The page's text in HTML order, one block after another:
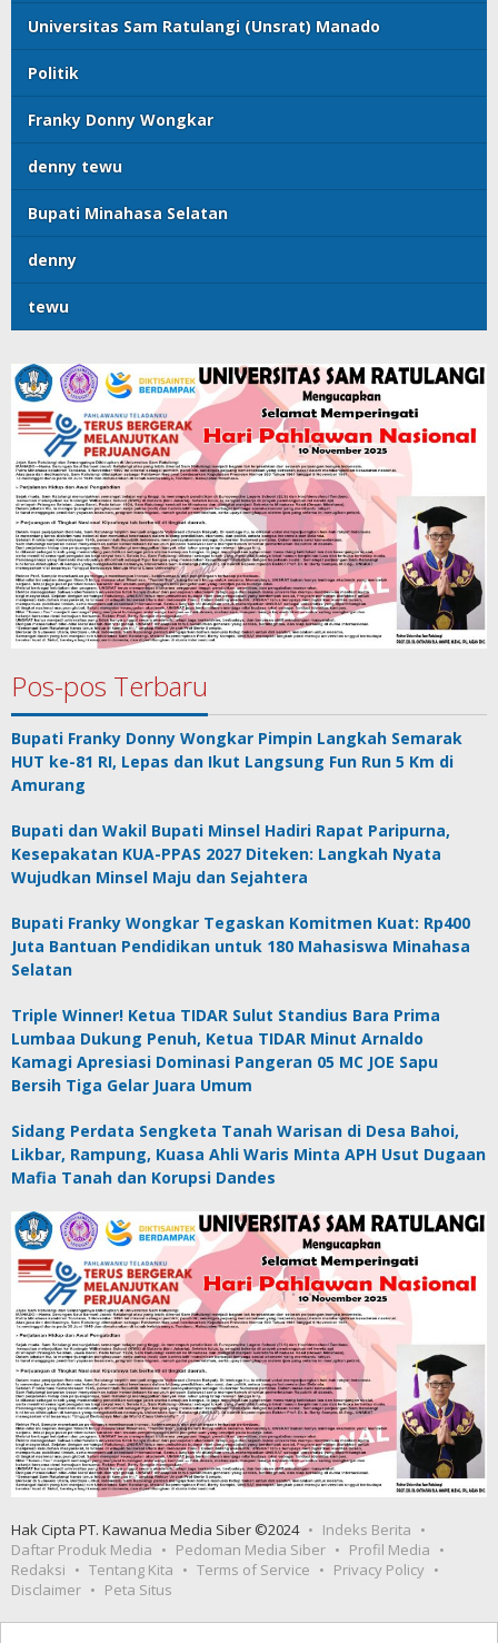
Universitas Sam Ratulangi (Unsrat) Manado
Politik
Franky Donny Wongkar
denny tewu
Bupati Minahasa Selatan
denny
tewu
Pos-pos Terbaru
Bupati Franky Donny Wongkar Pimpin Langkah Semarak
HUT ke-81 RI, Lepas dan Ikut Langsung Fun Run 5 Km di
Amurang
Bupati dan Wakil Bupati Minsel Hadiri Rapat Paripurna,
Kesepakatan KUA-PPAS 2027 Diteken: Langkah Nyata
Wujudkan Minsel Maju dan Sejahtera
Bupati Franky Wongkar Tegaskan Komitmen Kuat: Rp400
Juta Bantuan Pendidikan untuk 180 Mahasiswa Minahasa
Selatan
Triple Winner! Ketua TIDAR Sulut Standius Bara Prima
Lumbaa Dukung Penuh, Ketua TIDAR Minut Arnaldo
Kamagi Apresiasi Dominasi Pangeran 05 MC JOE Sapu
Bersih Tiga Gelar Juara Umum
Sidang Perdata Sengketa Tanah Warisan di Desa Bahoi,
Likbar, Rampung, Kuasa Ahli Waris Minta APH Usut Dugaan
Mafia Tanah dan Korupsi Dandes
Hak Cipta PT. Kawanua Media Siber ©2024
Indeks Berita
Daftar Produk Media
Pedoman Media Siber
Profil Media
Redaksi
Tentang Kita Terms of Service
Privacy Policy
Disclaimer
Peta Situs